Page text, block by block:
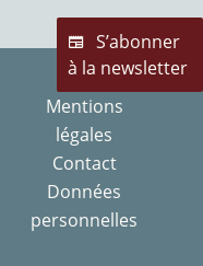
S’abonner
à la newsletter
Mentions
légales
Contact
Données
personnelles